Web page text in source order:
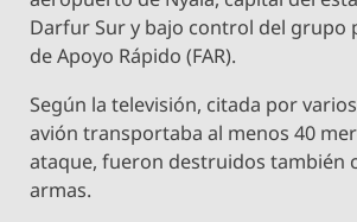
Darfur Sur y bajo control del grupo
de Apoyo Rápido (FAR).
Según la televisión, citada por
avión transportaba al menos 40
ataque, fueron destruidos también
armas.